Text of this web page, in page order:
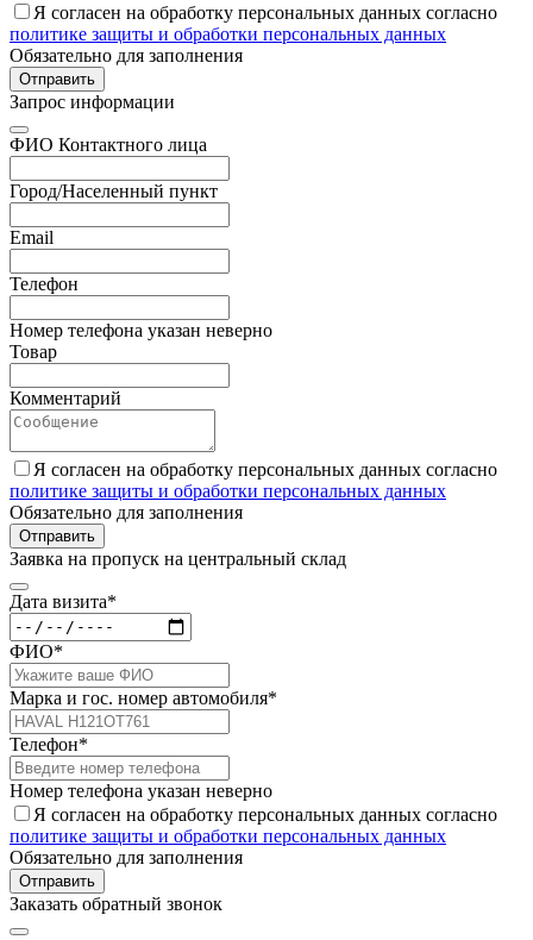
Я согласен на обработку персональных данных согласно
политике защиты и обработки персональных данных
Обязательно для заполнения
Отправить
Запрос информации
ФИО Контактного лица
Город/Населенный пункт
Email
Телефон
Номер телефона указан неверно
Товар
Комментарий
Я согласен на обработку персональных данных согласно
политике защиты и обработки персональных данных
Обязательно для заполнения
Отправить
Заявка на пропуск на центральный склад
Дата визита*
ФИО*
Марка и гос. номер автомобиля*
Телефон*
Номер телефона указан неверно
Я согласен на обработку персональных данных согласно
политике защиты и обработки персональных данных
Обязательно для заполнения
Отправить
Заказать обратный звонок